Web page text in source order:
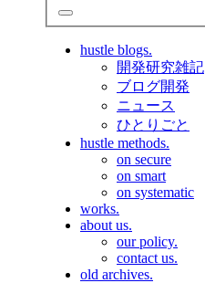
hustle blogs.
開発研究雑記
ブログ開発
ニュース
ひとりごと
hustle methods.
on secure
on smart
on systematic
works.
about us.
our policy.
contact us.
old archives.